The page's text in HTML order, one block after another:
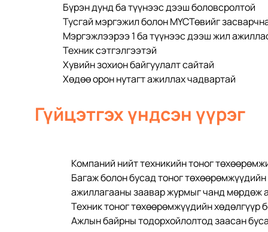
Бүрэн дунд ба түүнээс дээш боловсролтой
Тусгай мэргэжил болон МҮСТөвийг
Мэргэжлээрээ 1 ба түүнээс дээш жил
Техник сэтгэлгээтэй
Хувийн зохион байгуулалт сайтай
Хөдөө орон нутагт ажиллах чадвартай
Гүйцэтгэх үндсэн үүрэг
Компаний нийт техникийн тоног
Багаж болон бусад тоног
ажиллагааны заавар журмыг чанд мөрдөж
Техник тоног төхөөрөмжүүдийн хөдөлгүүр
Ажлын байрны тодорхойлолтод заасан